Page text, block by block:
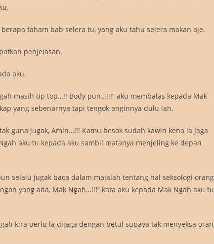
faham bab selera tu, yang aku tahu selera makan aje.
penjelasan.
aku.
masih tip top…!! Body pun…!!!” aku membalas kepada Mak
yang sebenarnya tapi tengok anginnya dulu lah.
guna jugak, Amin…!!! Kamu besok sudah kawin kena la jaga
aku tu kepada aku sambil matanya menjeling ke depan
selalu jugak baca dalam majalah tentang hal seksologi orang
yang ada, Mak Ngah…!!!” kata aku kepada Mak Ngah aku tu
kira perlu la dijaga dengan betul supaya tak menyeksa